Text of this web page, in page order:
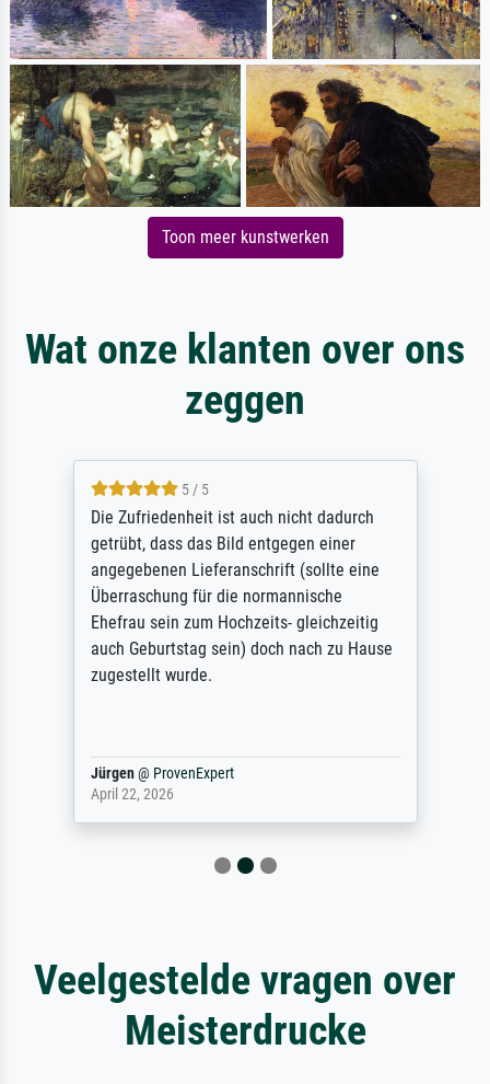
Toon meer kunstwerken
Wat onze klanten over ons
zeggen
5 / 5
Die Zufriedenheit ist auch nicht dadurch
getrübt, dass das Bild entgegen einer
angegebenen Lieferanschrift (sollte eine
Überraschung für die normannische
Ehefrau sein zum Hochzeits- gleichzeitig
auch Geburtstag sein) doch nach zu Hause
zugestellt wurde.
Jürgen@ ProvenExpert
April 22, 2026
Veelgestelde vragen over
Meisterdrucke